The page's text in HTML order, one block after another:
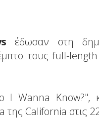
έδωσαν στη
τους full-
I Wanna Know?",
California στις